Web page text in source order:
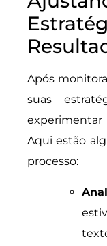
Após
suas
Aqui estão
processo: